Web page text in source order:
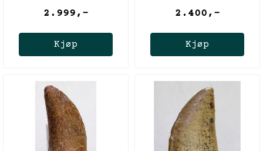
(41 cm), ca. 225
2.999,-
Kjøp
(41 cm), ca. 225
2.400,-
Kjøp